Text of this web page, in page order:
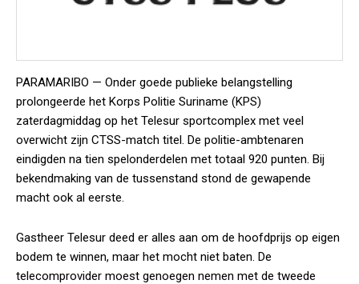
PARAMARIBO — Onder goede publieke belangstelling
prolongeerde het Korps Politie Suriname (KPS)
zaterdagmiddag op het Telesur sportcomplex met veel
overwicht zijn CTSS-match titel. De politie-ambtenaren
eindigden na tien spelonderdelen met totaal 920 punten. Bij
bekendmaking van de tussenstand stond de gewapende
macht ook al eerste.
Gastheer Telesur deed er alles aan om de hoofdprijs op eigen
bodem te winnen, maar het mocht niet baten. De
telecomprovider moest genoegen nemen met de tweede